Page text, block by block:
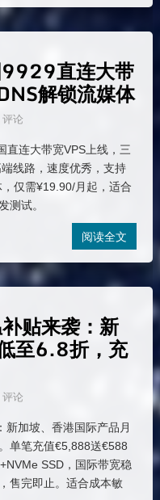
直连大带
解锁流媒体
评论
直连大带宽VPS上线，三
线路，速度优秀，支持
仅需¥19.90/月起，适合
测试。
阅读全文
贴来袭：新
至6.8折，充
评论
新加坡、香港国际产品月
单笔充值€5,888送€588
SSD，国际带宽稳
售完即止。适合成本敏